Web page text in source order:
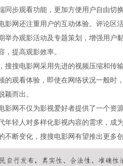
同步观看功能，更加方便用户自由切
影网还注重用户的互动体验。评论区
举办观影活动及专题策划，增强用户
，提高观影效率。
搜搜电影网采用先进的视频压缩和传
的观看体验，即使在网络状况一般时
颖而出。
影网不仅为影视爱好者提供了一个资
年轻人对多样化影视内容的需求，成
不断变化，搜搜电影网有望推出更多